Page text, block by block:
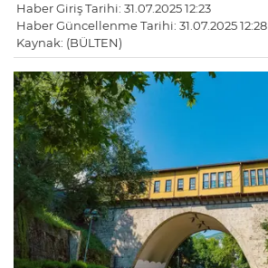
Haber Giriş Tarihi: 31.07.2025 12:23
Haber Güncellenme Tarihi: 31.07.2025 12:28
Kaynak: (BÜLTEN)